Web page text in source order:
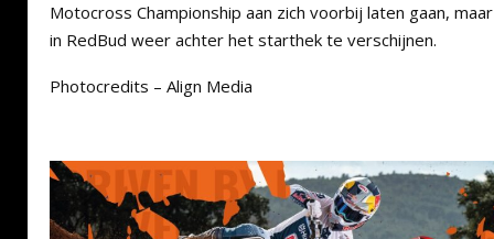
Motocross Championship aan zich voorbij laten gaan,
in RedBud weer achter het starthek te verschijnen.
Photocredits – Align Media